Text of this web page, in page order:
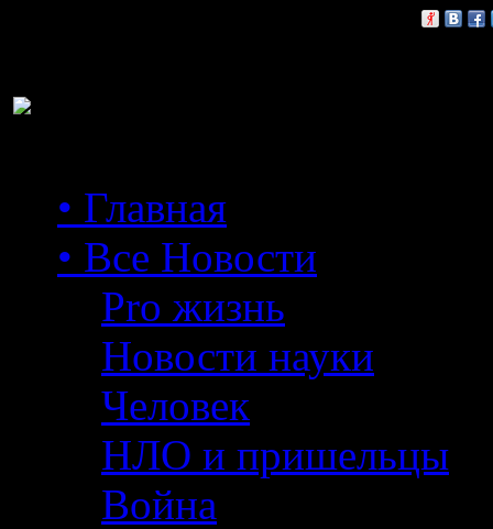
• Главная
• Все Новости
Pro жизнь
Новости науки
Человек
НЛО и пришельцы
Война